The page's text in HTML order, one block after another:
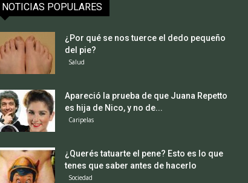
NOTICIAS POPULARES
¿Por qué se nos tuerce el dedo pequeño
del pie?
Salud
Apareció la prueba de que Juana Repetto
es hija de Nico, y no de...
Caripelas
¿Querés tatuarte el pene? Esto es lo que
tenes que saber antes de hacerlo
Sociedad